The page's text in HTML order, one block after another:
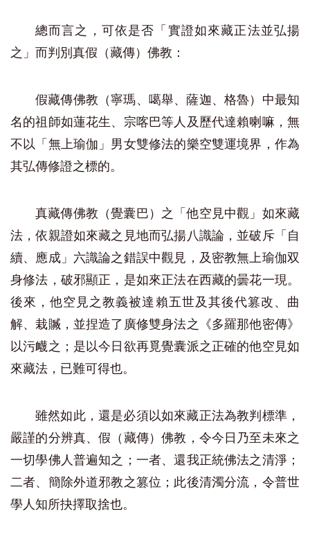
總而言之，可依是否「實證如來藏正法並弘揚
之」而判別真假（藏傳）佛教：
假藏傳佛教（寧瑪、噶舉、薩迦、格魯）中最知
名的祖師如蓮花生、宗喀巴等人及歷代達賴喇嘛，無
不以「無上瑜伽」男女雙修法的樂空雙運境界，作為
其弘傳修證之標的。
真藏傳佛教（覺囊巴）之「他空見中觀」如來藏
法，依親證如來藏之見地而弘揚八識論，並破斥「自
續、應成」六識論之錯誤中觀見，及密教無上瑜伽双
身修法，破邪顯正，是如來正法在西藏的曇花一現。
後來，他空見之教義被達賴五世及其後代篡改、曲
解、栽贓，並捏造了廣修雙身法之《多羅那他密傳》
以污衊之；是以今日欲再覓覺囊派之正確的他空見如
來藏法，已難可得也。
雖然如此，還是必須以如來藏正法為教判標準，
嚴謹的分辨真、假（藏傳）佛教，令今日乃至未來之
一切學佛人普遍知之；一者、還我正統佛法之清淨；
二者、簡除外道邪教之篡位；此後清濁分流，令普世
學人知所抉擇取捨也。